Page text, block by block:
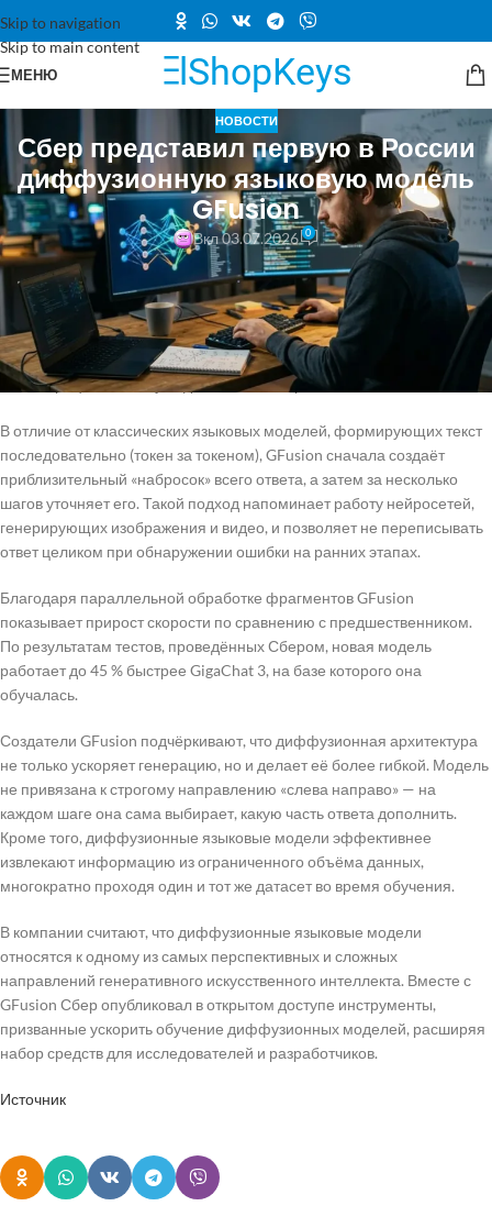
Skip to navigation
Skip to main content
МЕНЮ
НОВОСТИ
Сбер представил первую в России
диффузионную языковую модель
GFusion
Вкл 03.07.2026 0
Сбер представил экспериментальную языковую модель GFusion,
построенную на основе GigaChat и работающую по принципам
диффузионной генерации. Компания назвала проект
экспериментальным и впервые в России открыла доступ к
диффузионной модели для генерации текста такого масштаба.
Иллюстрация к анонсу подготовлена нейросетью DALL‑E.
В отличие от классических языковых моделей, формирующих текст
последовательно (токен за токеном), GFusion сначала создаёт
приблизительный «набросок» всего ответа, а затем за несколько
шагов уточняет его. Такой подход напоминает работу нейросетей,
генерирующих изображения и видео, и позволяет не переписывать
ответ целиком при обнаружении ошибки на ранних этапах.
Благодаря параллельной обработке фрагментов GFusion
показывает прирост скорости по сравнению с предшественником.
По результатам тестов, проведённых Сбером, новая модель
работает до 45 % быстрее GigaChat 3, на базе которого она
обучалась.
Создатели GFusion подчёркивают, что диффузионная архитектура
не только ускоряет генерацию, но и делает её более гибкой. Модель
не привязана к строгому направлению «слева направо» — на
каждом шаге она сама выбирает, какую часть ответа дополнить.
Кроме того, диффузионные языковые модели эффективнее
извлекают информацию из ограниченного объёма данных,
многократно проходя один и тот же датасет во время обучения.
В компании считают, что диффузионные языковые модели
относятся к одному из самых перспективных и сложных
направлений генеративного искусственного интеллекта. Вместе с
GFusion Сбер опубликовал в открытом доступе инструменты,
призванные ускорить обучение диффузионных моделей, расширяя
набор средств для исследователей и разработчиков.
Источник